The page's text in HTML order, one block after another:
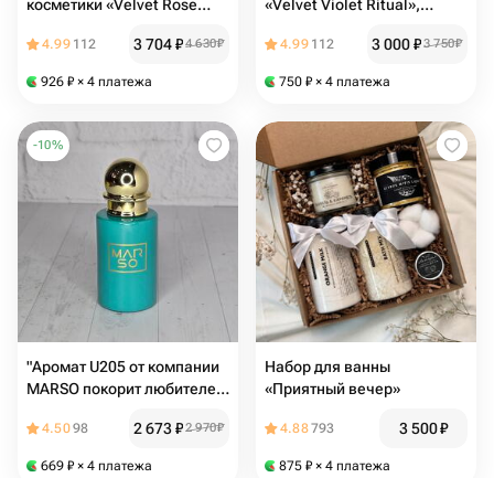
косметики «Velvet Rose
рождения, подарок для
4.99 112 3 704₽4 630₽
926 ₽ × 4 платежа
«Velvet Violet Ritual»,
день рождения для
4.99 112 3 000₽3 750₽
750 ₽ × 4 платежа
-10%
"Аромат U205 от компании
MARSO покорит любителей
4.5098 2 673₽2 970₽
669 ₽ × 4 платежа
Набор для ванны
«Приятный вечер»
4.88793 3 500₽
875 ₽ × 4 платежа